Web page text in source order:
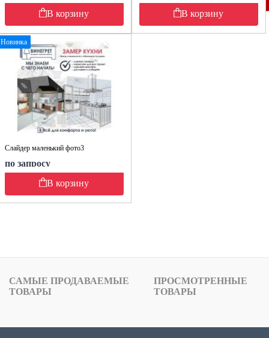
В корзину
В корзину
Новинка
Слайдер маленький фото3
по запросу
В корзину
САМЫЕ ПРОДАВАЕМЫЕ
ТОВАРЫ
ПРОСМОТРЕННЫЕ
ТОВАРЫ